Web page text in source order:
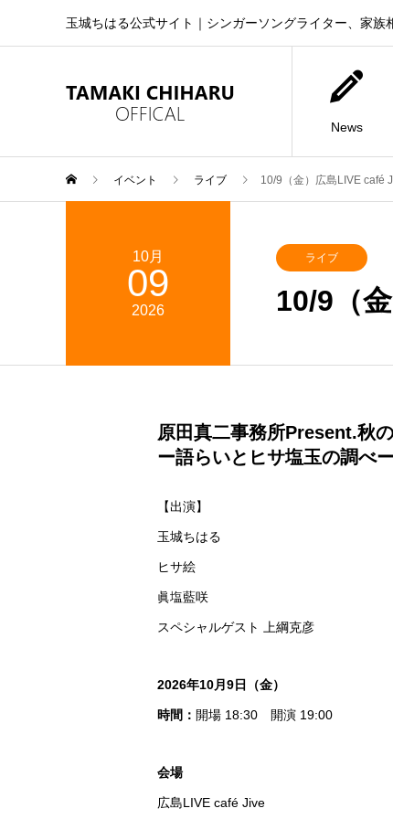
玉城ちはる公式サイト｜シンガーソングライター、家族
News
イベント ライブ 10/9（金）広島LIVE café
10月
09
2026
ライブ
10/9（
原田真二事務所Present.秋
ー語らいとヒサ塩玉の調べ
【出演】
玉城ちはる
ヒサ絵
眞塩藍咲
スペシャルゲスト 上綱克彦
2026年10月9日（金）
時間： 開場 18:30 開演 19:00
会場
広島LIVE café Jive